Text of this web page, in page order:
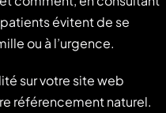
évitent de se
ou à l’urgence.
sur votre site web
référencement naturel.